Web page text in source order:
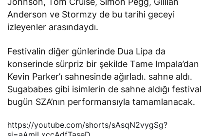
Anderson ve Stormzy de bu tarihi geceyi
izleyenler arasındaydı.
Festivalin diğer günlerinde Dua Lipa da
konserinde sürpriz bir şekilde Tame Impala’dan
Kevin Parker’ı sahnesinde ağırladı. sahne aldı.
Sugababes gibi isimlerin de sahne aldığı festival
bugün SZA’nın performansıyla tamamlanacak.
https://youtube.com/shorts/sAsqN2vygSg?